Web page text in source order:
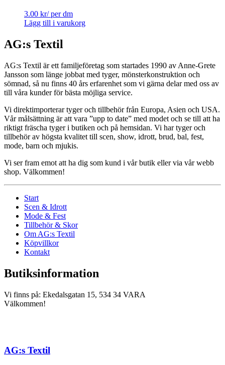
3.00 kr/ per dm
Lägg till i varukorg
AG:s Textil
AG:s Textil är ett familjeföretag som startades 1990 av Anne-Grete
Jansson som länge jobbat med tyger, mönsterkonstruktion och
sömnad, så nu finns 40 års erfarenhet som vi gärna delar med oss av
till våra kunder för bästa möjliga service.
Vi direktimporterar tyger och tillbehör från Europa, Asien och USA.
Vår målsättning är att vara ”upp to date” med modet och se till att ha
riktigt fräscha tyger i butiken och på hemsidan. Vi har tyger och
tillbehör av högsta kvalitet till scen, show, idrott, brud, bal, fest,
mode, barn och mjukis.
Vi ser fram emot att ha dig som kund i vår butik eller via vår webb
shop. Välkommen!
Start
Scen & Idrott
Mode & Fest
Tillbehör & Skor
Om AG:s Textil
Köpvillkor
Kontakt
Butiksinformation
Vi finns på: Ekedalsgatan 15, 534 34 VARA
Välkommen!
AG:s Textil